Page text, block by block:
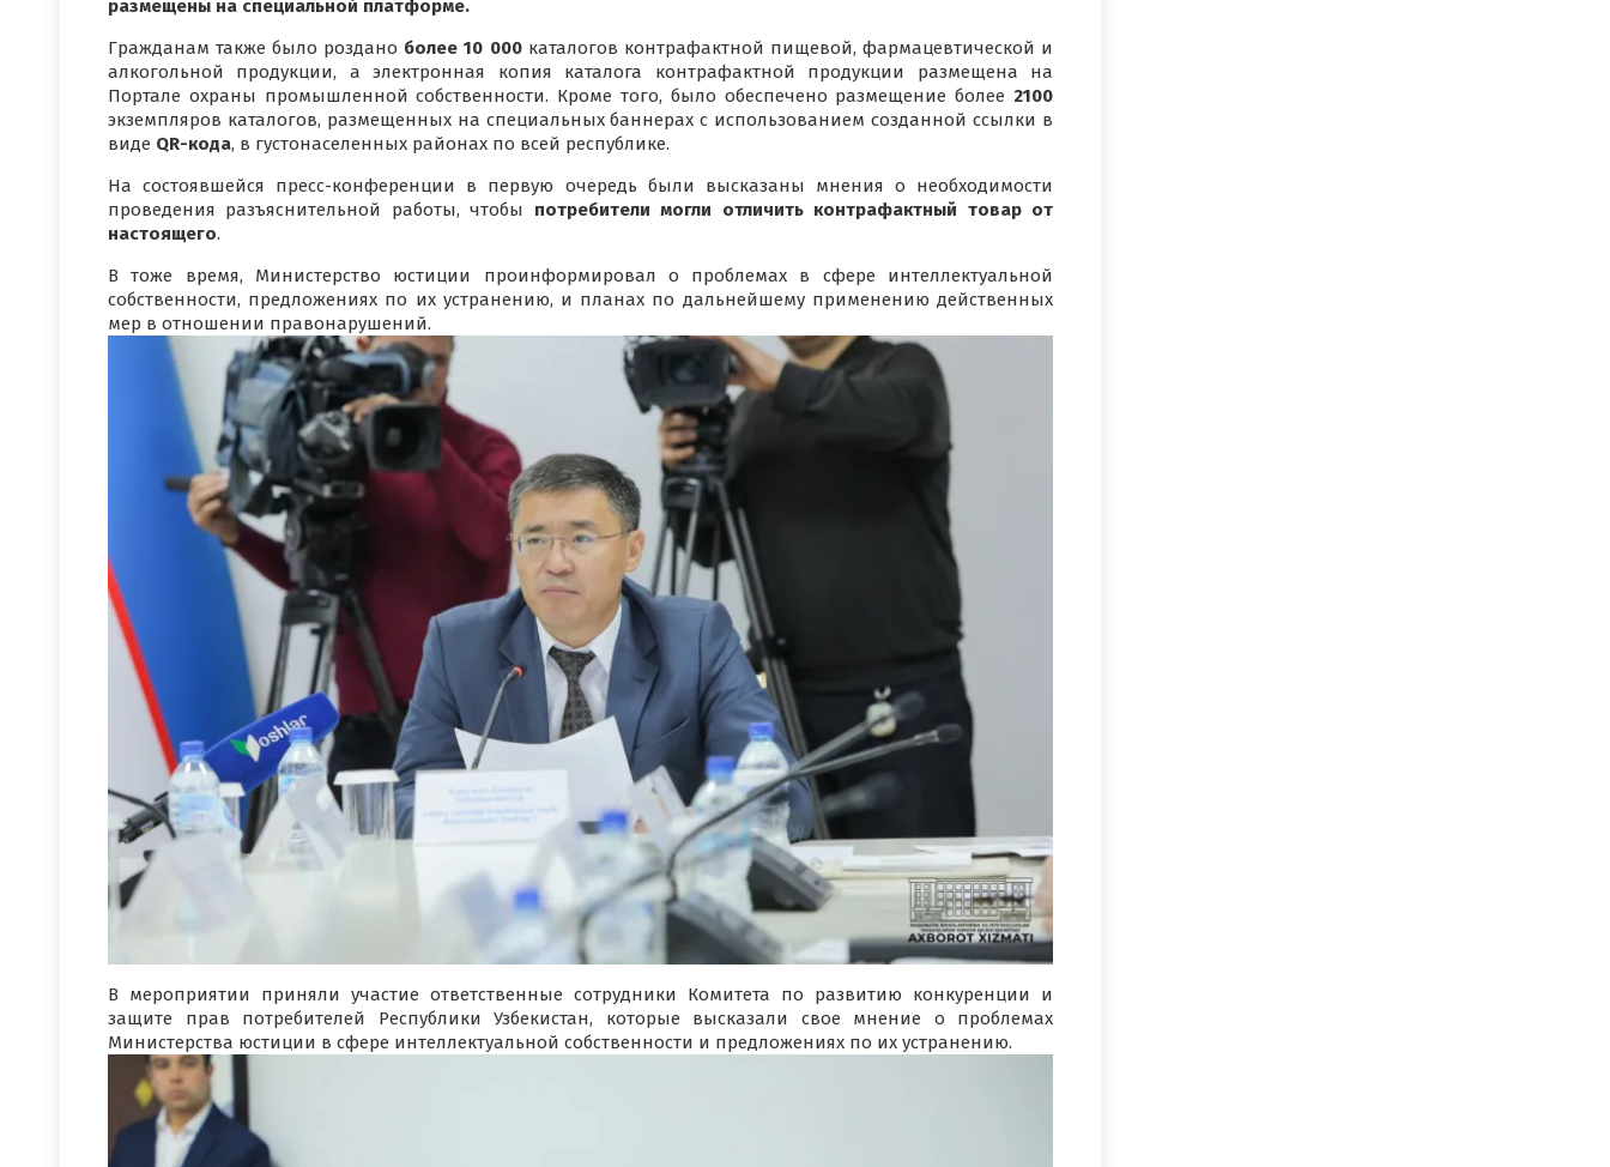
размещены на специальной платформе.
Гражданам также было роздано более 10 000каталогов контрафактной пищевой, фармацевтической и
алкогольной продукции, а электронная копия каталога контрафактной продукции размещена на
Портале охраны промышленной собственности. Кроме того, было обеспечено размещение более 2100
экземпляров каталогов, размещенных на специальных баннерах с использованием созданной ссылки в
виде QR-кода, в густонаселенных районах по всей республике.
На состоявшейся пресс-конференции в первую очередь были высказаны мнения о необходимости
проведения разъяснительной работы, чтобы потребители могли отличить контрафактный товар от
настоящего.
В тоже время, Министерство юстиции проинформировал о проблемах в сфере интеллектуальной
собственности, предложениях по их устранению, и планах по дальнейшему применению действенных
мер в отношении правонарушений.
В мероприятии приняли участие ответственные сотрудники Комитета по развитию конкуренции и
защите прав потребителей Республики Узбекистан, которые высказали свое мнение о проблемах
Министерства юстиции в сфере интеллектуальной собственности и предложениях по их устранению.